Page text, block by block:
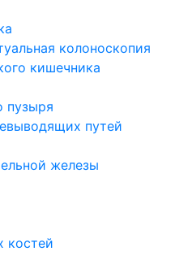
колоноскопия
кишечника
пузыря
путей
железы
костей